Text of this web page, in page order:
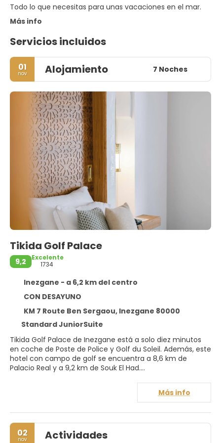
Más info
Servicios incluidos
01
nov Alojamiento 7 Noches
Tikida Golf Palace
9,2
Excelente
1734
Inezgane - a 6,2 km del centro
CON DESAYUNO
KM 7 Route Ben Sergaou, Inezgane 80000
Standard JuniorSuite
Tikida Golf Palace de Inezgane está a solo diez minutos
en coche de Poste de Police y Golf du Soleil. Además, este
hotel con campo de golf se encuentra a 8,6 km de
Palacio Real y a 9,2 km de Souk El Had.
Para un relax sin igual, nada como una visita al spa, que
ofrece masajes, tratamientos corporales y tratamientos
faciales. Mientras el golfista de la familia se divierte en el
campo de golf, el resto de la familia puede disfrutar de
las demás instalaciones, que incluyen una piscina al aire
libre y una piscina cubierta. Encontrarás también
Más info
02
nov Actividades